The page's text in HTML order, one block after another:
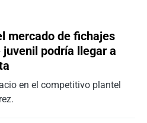
mercado de fichajes
podría llegar a
en el competitivo plantel